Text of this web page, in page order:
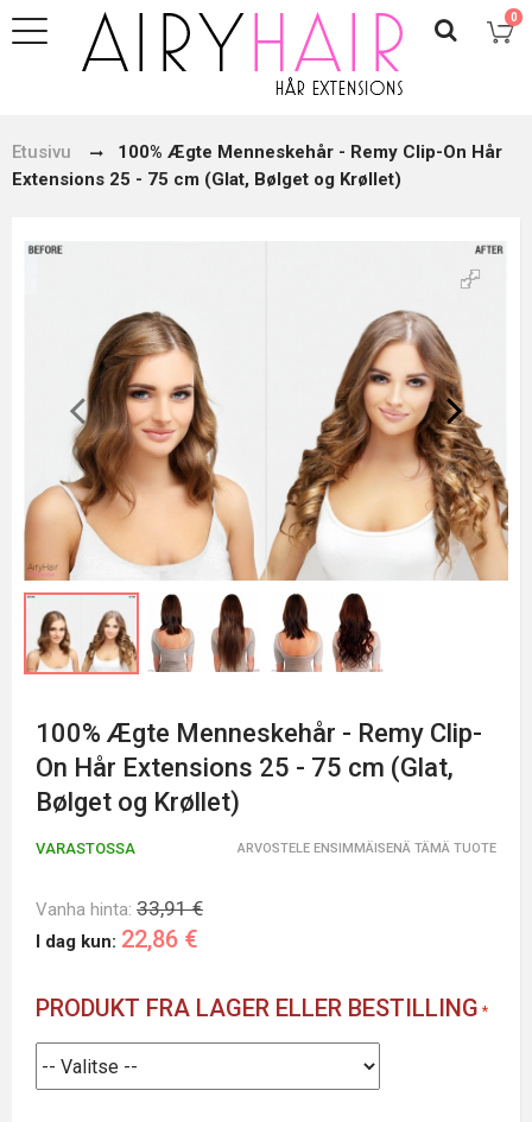
0
Etusivu
100% Ægte Menneskehår - Remy Clip-On Hår
Extensions 25 - 75 cm (Glat, Bølget og Krøllet)
100% Ægte Menneskehår - Remy Clip-
On Hår Extensions 25 - 75 cm (Glat,
Bølget og Krøllet)
ARVOSTELE ENSIMMÄISENÄ TÄMÄ TUOTE
VARASTOSSA
Vanha hinta: 33,91 €
I dag kun: 22,86 €
PRODUKT FRA LAGER ELLER BESTILLING